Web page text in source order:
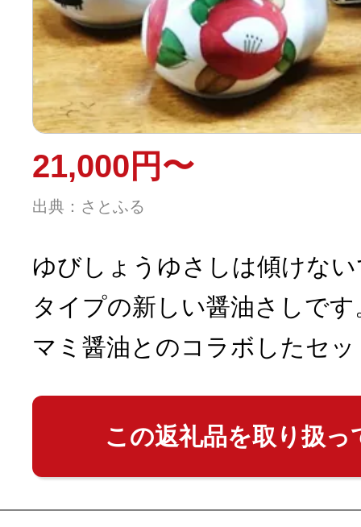
21,000円〜
出典：さとふる
ゆびしょうゆさしは傾けな
タイプの新しい醤油さしで
マミ醤油とのコラボしたセ
この返礼品を取り扱っ